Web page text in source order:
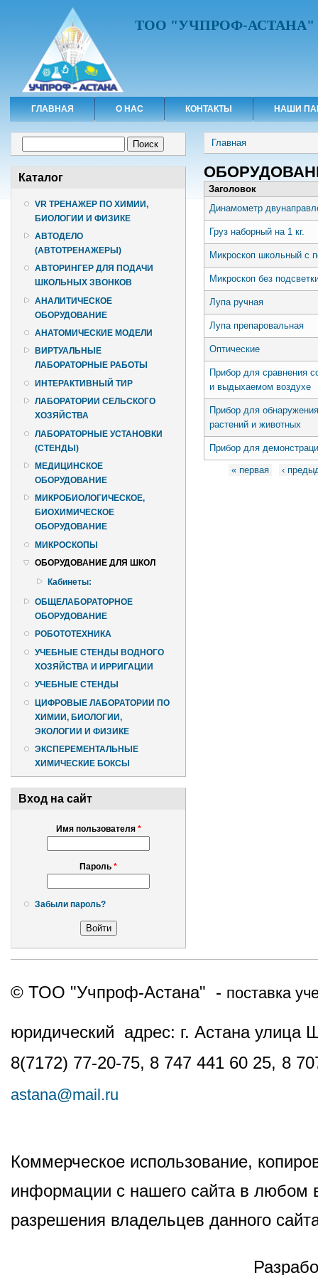
ТОО "УЧПРОФ-АСТАНА"
ГЛАВНАЯ О НАС КОНТАКТЫ НАШИ
Каталог
VR ТРЕНАЖЕР ПО ХИМИИ,
БИОЛОГИИ И ФИЗИКЕ
АВТОДЕЛО
(АВТОТРЕНАЖЕРЫ)
АВТОРИНГЕР ДЛЯ ПОДАЧИ
ШКОЛЬНЫХ ЗВОНКОВ
АНАЛИТИЧЕСКОЕ
ОБОРУДОВАНИЕ
АНАТОМИЧЕСКИЕ МОДЕЛИ
ВИРТУАЛЬНЫЕ
ЛАБОРАТОРНЫЕ РАБОТЫ
ИНТЕРАКТИВНЫЙ ТИР
ЛАБОРАТОРИИ СЕЛЬСКОГО
ХОЗЯЙСТВА
ЛАБОРАТОРНЫЕ УСТАНОВКИ
(СТЕНДЫ)
МЕДИЦИНСКОЕ
ОБОРУДОВАНИЕ
МИКРОБИОЛОГИЧЕСКОЕ,
БИОХИМИЧЕСКОЕ
ОБОРУДОВАНИЕ
МИКРОСКОПЫ
ОБОРУДОВАНИЕ ДЛЯ ШКОЛ
Кабинеты:
ОБЩЕЛАБОРАТОРНОЕ
ОБОРУДОВАНИЕ
РОБОТОТЕХНИКА
УЧЕБНЫЕ СТЕНДЫ ВОДНОГО
ХОЗЯЙСТВА И ИРРИГАЦИИ
УЧЕБНЫЕ СТЕНДЫ
ЦИФРОВЫЕ ЛАБОРАТОРИИ ПО
ХИМИИ, БИОЛОГИИ,
ЭКОЛОГИИ И ФИЗИКЕ
ЭКСПЕРЕМЕНТАЛЬНЫЕ
ХИМИЧЕСКИЕ БОКСЫ
Вход на сайт
Имя пользователя *
Пароль *
Забыли пароль?
Вы здесь
Главная
Заголовок
Динамометр
Груз наборный на 1 кг.
Микроскоп школьный с
Микроскоп без
Лупа ручная
Лупа препаровальная
Оптические
Прибор для сравнения
и выдыхаемом воздухе
Прибор для
растений и животных
Прибор для
Страницы
« первая ‹
© ТОО "Учпроф-Астана" - поставка
юридический адрес: г. Астана
8(7172) 77-20-75, 8 747 441 60 25, 8
astana@mail.ru
Коммерческое использование,
информации с нашего сайта в любом
разрешения владельцев данного